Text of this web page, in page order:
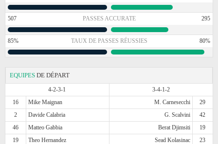
507 PASSES ACCURATE 295
85% TAUX DE PASSES RÉUSSIES 80%
EQUIPES DE DÉPART
4-2-3-1
3-4-1-2
16
Mike Maignan M. Carnesecchi
29
2
Davide Calabria G. Scalvini
42
46
Matteo Gabbia Berat Djimsiti
19
19
Theo Hernandez Sead Kolasinac
23